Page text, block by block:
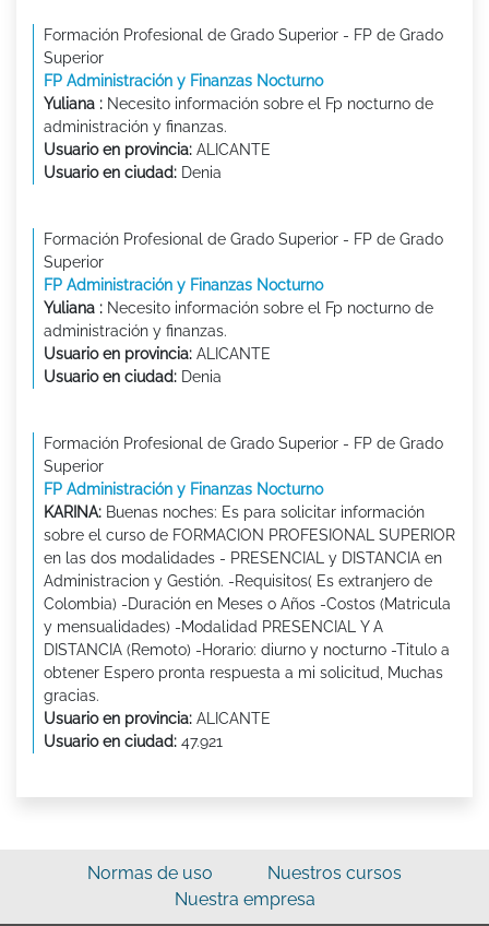
Formación Profesional de Grado Superior - FP de Grado
Superior
FP Administración y Finanzas Nocturno
Yuliana : Necesito información sobre el Fp nocturno de
administración y finanzas.
Usuario en provincia: ALICANTE
Usuario en ciudad: Denia
Formación Profesional de Grado Superior - FP de Grado
Superior
FP Administración y Finanzas Nocturno
Yuliana : Necesito información sobre el Fp nocturno de
administración y finanzas.
Usuario en provincia: ALICANTE
Usuario en ciudad: Denia
Formación Profesional de Grado Superior - FP de Grado
Superior
FP Administración y Finanzas Nocturno
KARINA: Buenas noches: Es para solicitar información
sobre el curso de FORMACION PROFESIONAL SUPERIOR
en las dos modalidades - PRESENCIAL y DISTANCIA en
Administracion y Gestión. -Requisitos( Es extranjero de
Colombia) -Duración en Meses o Años -Costos (Matricula
y mensualidades) -Modalidad PRESENCIAL Y A
DISTANCIA (Remoto) -Horario: diurno y nocturno -Titulo a
obtener Espero pronta respuesta a mi solicitud, Muchas
gracias.
Usuario en provincia: ALICANTE
Usuario en ciudad: 47.921
Normas de uso
Nuestros cursos
Nuestra empresa